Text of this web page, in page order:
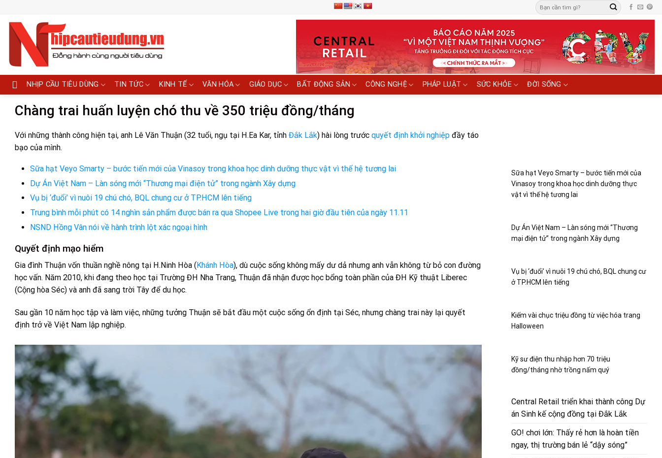
content
NHỊP CẦU TIÊU DÙNG TIN TỨC KINH TẾ VĂN HÓA GIÁO DỤC BẤT ĐỘNG SẢN CÔNG NGHỆ PHÁP LUẬT SỨC KHỎE ĐỜI SỐNG
Chàng trai huấn luyện chó thu về 350 triệu đồng/tháng
Với những thành công hiện tại, anh Lê Văn Thuận (32 tuổi, ngụ tại H.Ea Kar, tỉnh Đắk Lắk) hài lòng trước quyết định khởi nghiệp đầy táo
bạo của mình.
Sữa hạt Veyo Smarty – bước tiến mới của Vinasoy trong khoa học dinh dưỡng thực vật vì thế hệ tương lai
Dự Án Việt Nam – Làn sóng mới “Thương mại điện tử” trong ngành Xây dựng
Vụ bị ‘đuổi’ vì nuôi 19 chú chó, BQL chung cư ở TP.HCM lên tiếng
Trung bình mỗi phút có 14 nghìn sản phẩm được bán ra qua Shopee Live trong hai giờ đầu tiên của ngày 11.11
NSND Hồng Vân nói về hành trình lột xác ngoại hình
Quyết định mạo hiểm
Gia đình Thuận vốn thuần nghề nông tại H.Ninh Hòa ( Khánh Hòa), dù cuộc sống không mấy dư dả nhưng anh vẫn không từ bỏ con đường
học vấn. Năm 2010, khi đang theo học tại Trường ĐH Nha Trang, Thuận đã nhận được học bổng toàn phần của ĐH Kỹ thuật Liberec
(Cộng hòa Séc) và anh đã sang trời Tây để du học.
Sau gần 10 năm học tập và làm việc, những tưởng Thuận sẽ bắt đầu một cuộc sống ổn định tại Séc, nhưng chàng trai này lại quyết
định trở về Việt Nam lập nghiệp.
Sữa hạt Veyo Smarty – bước tiến mới của
Vinasoy trong khoa học dinh dưỡng thực
vật vì thế hệ tương lai
Dự Án Việt Nam – Làn sóng mới “Thương
mại điện tử” trong ngành Xây dựng
Vụ bị ‘đuổi’ vì nuôi 19 chú chó, BQL chung cư
ở TP.HCM lên tiếng
Kiếm vài chục triệu đồng từ việc hóa trang
Halloween
Kỹ sư điện thu nhập hơn 70 triệu
đồng/tháng nhờ trồng nấm quý
Central Retail triển khai thành công Dự
án Sinh kế cộng đồng tại Đắk Lắk
GO! chơi lớn: Thấy rẻ hơn là hoàn tiền
ngay, thị trường bán lẻ “dậy sóng”